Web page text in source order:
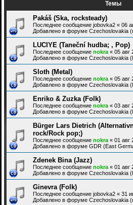
Темы
Pakáš (Ska, rocksteady)
Последнее сообщение jobovka2 « 06
Добавлено в форуме Czechoslovakia
LUCIYE (Taneční hudba; , Pop)
Последнее сообщение nokra « 05 авг
Добавлено в форуме Czechoslovakia
Sloth (Metal)
Последнее сообщение nokra « 05 авг
Добавлено в форуме Czechoslovakia
Enriko & Zuzka (Folk)
Последнее сообщение nokra « 03 авг
Добавлено в форуме Czechoslovakia
Bürger Lars Dietrich
rock/Rock pop;)
Последнее сообщение nokra « 01 авг
Добавлено в форуме GDR (East
Zdenek Bina (Jazz)
Последнее сообщение nokra « 01 авг
Добавлено в форуме Czechoslovakia
Ginevra (Folk)
Последнее сообщение jobovka2 « 31
Добавлено в форуме Czechoslovakia